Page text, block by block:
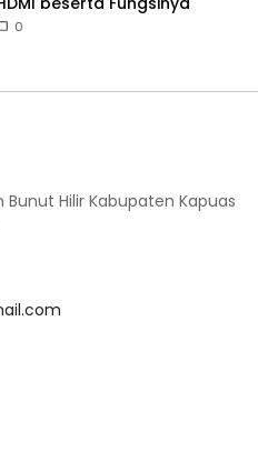
0
Hilir Kabupaten Kapuas